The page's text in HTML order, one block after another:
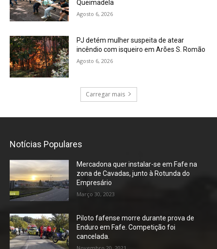
Queimadela
Agosto 6, 2026
PJ detém mulher suspeita de atear
incêndio com isqueiro em Arões S. Romão
Agosto 6, 2026
Carregar mais
Notícias Populares
Mercadona quer instalar-se em Fafe na
zona de Cavadas, junto à Rotunda do
Empresário
Março 30, 2023
Piloto fafense morre durante prova de
Enduro em Fafe. Competição foi
cancelada.